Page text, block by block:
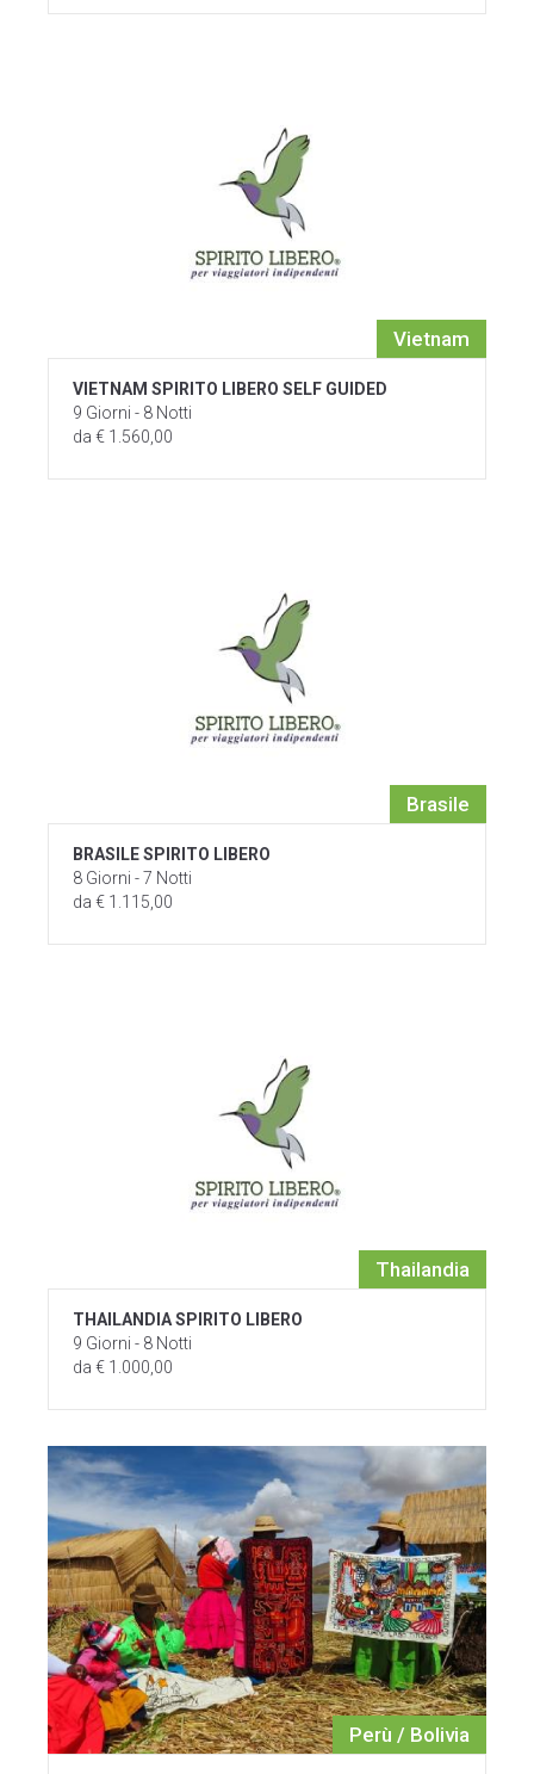
Vietnam
VIETNAM SPIRITO LIBERO SELF GUIDED
9 Giorni - 8 Notti
da € 1.560,00
Brasile
BRASILE SPIRITO LIBERO
8 Giorni - 7 Notti
da € 1.115,00
Thailandia
THAILANDIA SPIRITO LIBERO
9 Giorni - 8 Notti
da € 1.000,00
Perù / Bolivia